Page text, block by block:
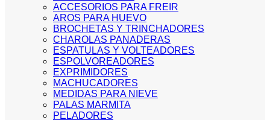
ACCESORIOS PARA FREIR
AROS PARA HUEVO
BROCHETAS Y TRINCHADORES
CHAROLAS PANADERAS
ESPATULAS Y VOLTEADORES
ESPOLVOREADORES
EXPRIMIDORES
MACHUCADORES
MEDIDAS PARA NIEVE
PALAS MARMITA
PELADORES